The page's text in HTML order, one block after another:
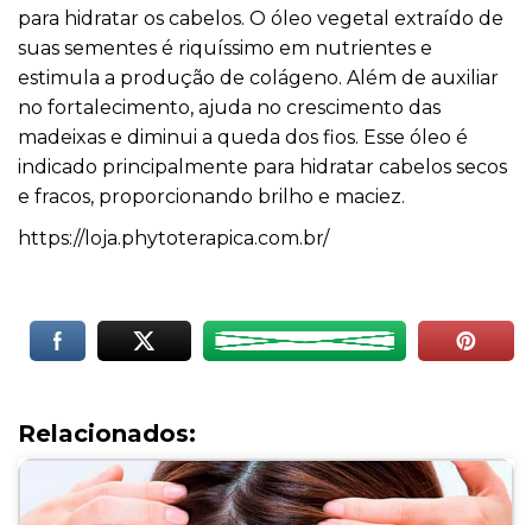
para hidratar os cabelos. O óleo vegetal extraído de
suas sementes é riquíssimo em nutrientes e
estimula a produção de colágeno. Além de auxiliar
no fortalecimento, ajuda no crescimento das
madeixas e diminui a queda dos fios. Esse óleo é
indicado principalmente para hidratar cabelos secos
e fracos, proporcionando brilho e maciez.
https://loja.phytoterapica.com.br/
Relacionados: